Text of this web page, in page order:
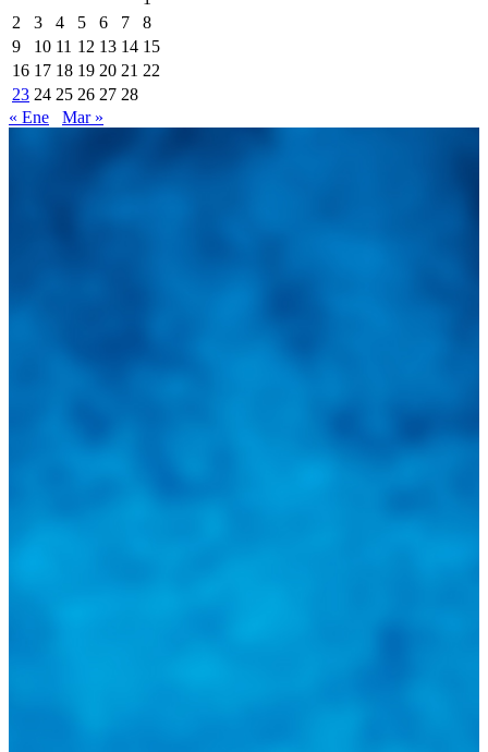
2
3 4 5 6 7
8
9
10 11 12 13 14 15
16 17 18 19 20 21 22
23 24 25 26 27 28
« Ene
Mar »